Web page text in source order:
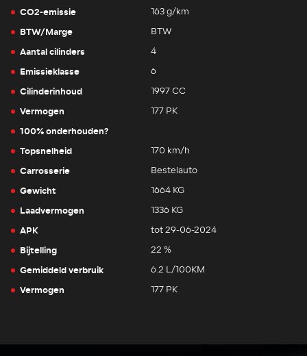
CO2-emissie 163 g/km
BTW/Marge BTW
Aantal cilinders 4
Emissieklasse 6
Cilinderinhoud 1997 CC
Vermogen 177 PK
100% onderhouden?
Topsnelheid
170 km/h
Carrosserie Bestelauto
Gewicht 1664 KG
Laadvermogen 1336 KG
APK tot 29-06-2024
Bijtelling 22 %
Gemiddeld verbruik 6.2 L/100KM
Vermogen 177 PK